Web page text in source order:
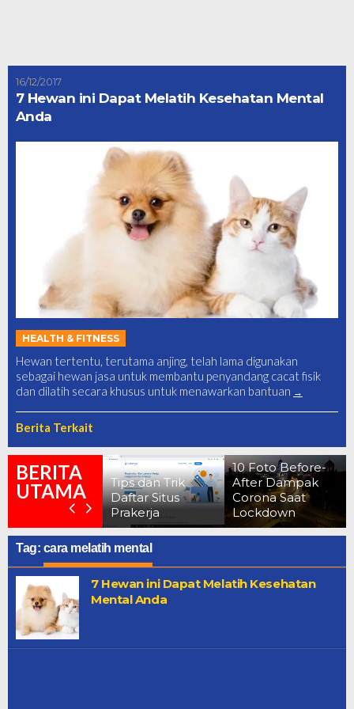
16/12/2017
7 Hewan ini Dapat Melatih Kesehatan Mental
Anda
HEALTH & FITNESS
Hewan tertentu, terutama anjing, telah lama digunakan
sebagai hewan jasa untuk membantu penyandang cacat fisik
dan dilatih secara khusus untuk menawarkan bantuan
Berita Terkait
BERITA
UTAMA
!!
Danau
Yang
Angker
Tips dan Trik
Daftar Situs
Prakerja
10 Foto Before-
After Dampak
Corona Saat
Lockdown
Tag: cara melatih mental
7 Hewan ini Dapat Melatih Kesehatan
Mental Anda